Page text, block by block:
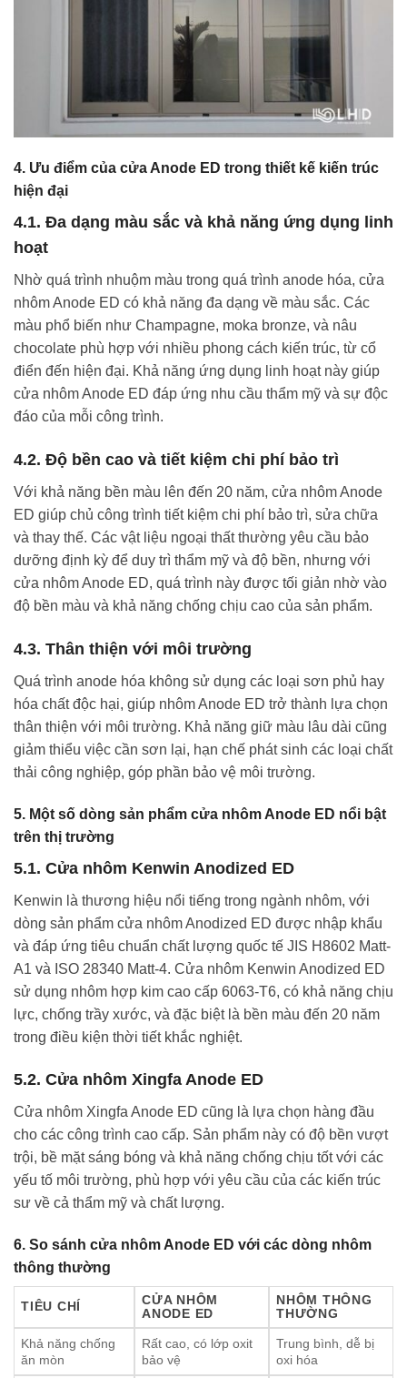
4. Ưu điểm của cửa Anode ED trong thiết kế kiến trúc
hiện đại
4.1. Đa dạng màu sắc và khả năng ứng dụng linh
hoạt
Nhờ quá trình nhuộm màu trong quá trình anode hóa, cửa
nhôm Anode ED có khả năng đa dạng về màu sắc. Các
màu phổ biến như Champagne, moka bronze, và nâu
chocolate phù hợp với nhiều phong cách kiến trúc, từ cổ
điển đến hiện đại. Khả năng ứng dụng linh hoạt này giúp
cửa nhôm Anode ED đáp ứng nhu cầu thẩm mỹ và sự độc
đáo của mỗi công trình.
4.2. Độ bền cao và tiết kiệm chi phí bảo trì
Với khả năng bền màu lên đến 20 năm, cửa nhôm Anode
ED giúp chủ công trình tiết kiệm chi phí bảo trì, sửa chữa
và thay thế. Các vật liệu ngoại thất thường yêu cầu bảo
dưỡng định kỳ để duy trì thẩm mỹ và độ bền, nhưng với
cửa nhôm Anode ED, quá trình này được tối giản nhờ vào
độ bền màu và khả năng chống chịu cao của sản phẩm.
4.3. Thân thiện với môi trường
Quá trình anode hóa không sử dụng các loại sơn phủ hay
hóa chất độc hại, giúp nhôm Anode ED trở thành lựa chọn
thân thiện với môi trường. Khả năng giữ màu lâu dài cũng
giảm thiểu việc cần sơn lại, hạn chế phát sinh các loại chất
thải công nghiệp, góp phần bảo vệ môi trường.
5. Một số dòng sản phẩm cửa nhôm Anode ED nổi bật
trên thị trường
5.1. Cửa nhôm Kenwin Anodized ED
Kenwin là thương hiệu nổi tiếng trong ngành nhôm, với
dòng sản phẩm cửa nhôm Anodized ED được nhập khẩu
và đáp ứng tiêu chuẩn chất lượng quốc tế JIS H8602 Matt-
A1 và ISO 28340 Matt-4. Cửa nhôm Kenwin Anodized ED
sử dụng nhôm hợp kim cao cấp 6063-T6, có khả năng chịu
lực, chống trầy xước, và đặc biệt là bền màu đến 20 năm
trong điều kiện thời tiết khắc nghiệt.
5.2. Cửa nhôm Xingfa Anode ED
Cửa nhôm Xingfa Anode ED cũng là lựa chọn hàng đầu
cho các công trình cao cấp. Sản phẩm này có độ bền vượt
trội, bề mặt sáng bóng và khả năng chống chịu tốt với các
yếu tố môi trường, phù hợp với yêu cầu của các kiến trúc
sư về cả thẩm mỹ và chất lượng.
6. So sánh cửa nhôm Anode ED với các dòng nhôm
thông thường
TIÊU CHÍ
CỬA NHÔM
ANODE ED
NHÔM THÔNG
THƯỜNG
Khả năng chống
ăn mòn
Rất cao, có lớp oxit
bảo vệ
Trung bình, dễ bị
oxi hóa